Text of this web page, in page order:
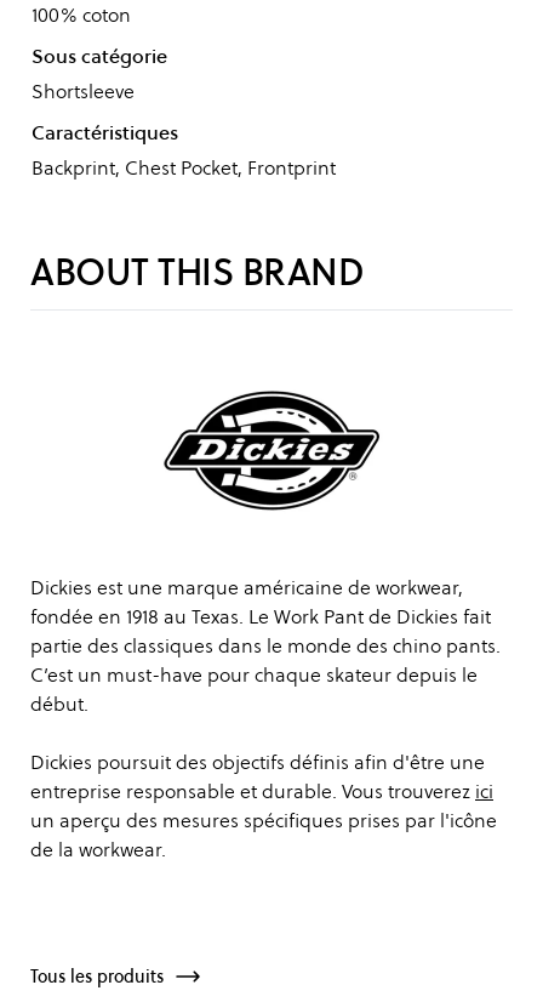
100% coton
Sous catégorie
Shortsleeve
Caractéristiques
Backprint, Chest Pocket, Frontprint
ABOUT THIS BRAND
Dickies est une marque américaine de workwear,
fondée en 1918 au Texas. Le Work Pant de Dickies fait
partie des classiques dans le monde des chino pants.
C’est un must-have pour chaque skateur depuis le
début.
Dickies poursuit des objectifs définis afin d'être une
entreprise responsable et durable. Vous trouverez ici
un aperçu des mesures spécifiques prises par l'icône
de la workwear.
Tous les produits